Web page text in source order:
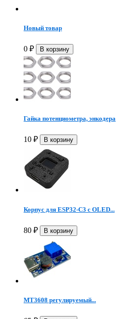
Новый товар
0 ₽
Гайка потенциометра, энкодера
10 ₽
Корпус для ESP32-C3 с OLED...
80 ₽
MT3608 регулируемый...